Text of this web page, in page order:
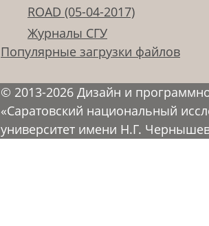
ROAD (05-04-2017)
Журналы СГУ
Популярные загрузки файлов
© 2013-2026 Дизайн и
«Саратовский национальный
университет имени Н.Г.